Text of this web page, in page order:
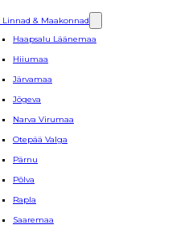
Linnad & Maakonnad
Haapsalu Läänemaa
Hiiumaa
Järvamaa
Jõgeva
Narva Virumaa
Otepää Valga
Pärnu
Põlva
Rapla
Saaremaa